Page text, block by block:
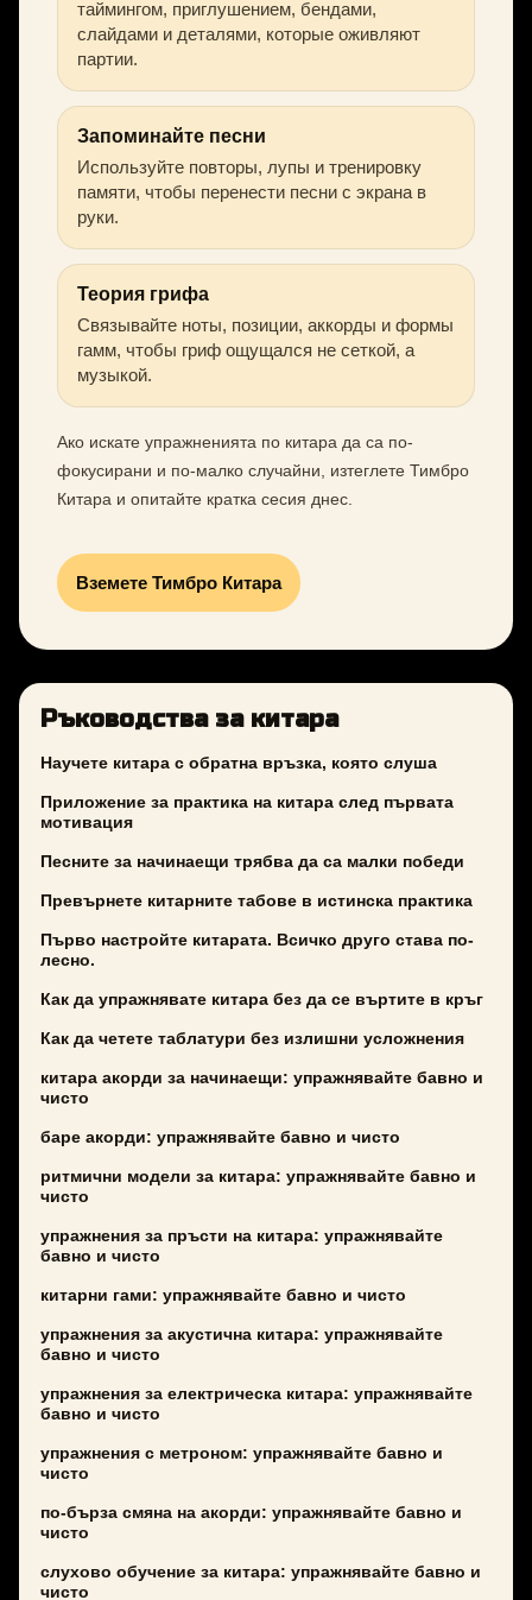
таймингом, приглушением, бендами,
слайдами и деталями, которые оживляют
партии.
Запоминайте песни
Используйте повторы, лупы и тренировку
памяти, чтобы перенести песни с экрана в
руки.
Теория грифа
Связывайте ноты, позиции, аккорды и формы
гамм, чтобы гриф ощущался не сеткой, а
музыкой.
Ако искате упражненията по китара да са по-
фокусирани и по-малко случайни, изтеглете Тимбро
Китара и опитайте кратка сесия днес.
Вземете Тимбро Китара
Ръководства за китара
Научете китара с обратна връзка, която слуша
Приложение за практика на китара след първата
мотивация
Песните за начинаещи трябва да са малки победи
Превърнете китарните табове в истинска практика
Първо настройте китарата. Всичко друго става по-
лесно.
Как да упражнявате китара без да се въртите в кръг
Как да четете таблатури без излишни усложнения
китара акорди за начинаещи: упражнявайте бавно и
чисто
баре акорди: упражнявайте бавно и чисто
ритмични модели за китара: упражнявайте бавно и
чисто
упражнения за пръсти на китара: упражнявайте
бавно и чисто
китарни гами: упражнявайте бавно и чисто
упражнения за акустична китара: упражнявайте
бавно и чисто
упражнения за електрическа китара: упражнявайте
бавно и чисто
упражнения с метроном: упражнявайте бавно и
чисто
по-бърза смяна на акорди: упражнявайте бавно и
чисто
слухово обучение за китара: упражнявайте бавно и
чисто